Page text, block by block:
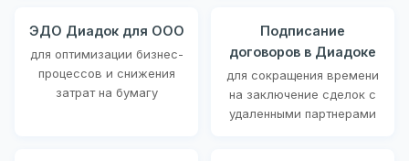
ЭДО Диадок для ООО
для оптимизации бизнес-
процессов и снижения
затрат на бумагу
Подписание
договоров в Диадоке
для сокращения времени
на заключение сделок с
удаленными партнерами